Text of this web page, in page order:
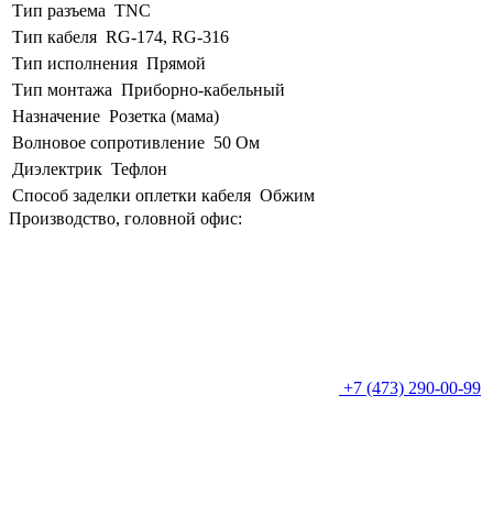
Тип разъема TNC
Тип кабеля RG-174, RG-316
Тип исполнения Прямой
Тип монтажа Приборно-кабельный
Назначение Розетка (мама)
Волновое сопротивление 50 Ом
Диэлектрик Тефлон
Способ заделки оплетки кабеля Обжим
Производство, головной офис:
+7 (473) 290-00-99